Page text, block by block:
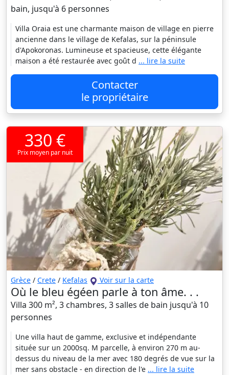
bain, jusqu'à 6 personnes
Villa Oraia est une charmante maison de village en pierre
ancienne dans le village de Kefalas, sur la péninsule
d'Apokoronas. Lumineuse et spacieuse, cette élégante
maison a été restaurée avec goût d ... lire la suite
Contacter
le propriétaire
330 €
Prix moyen par nuit
Grèce / Crete / Kefalas Voir sur la carte
Où le bleu égéen parle à ton âme. . .
Villa 300 m², 3 chambres, 3 salles de bain jusqu'à 10
personnes
Une villa haut de gamme, exclusive et indépendante
située sur un 2000sq. M parcelle, à environ 270 m au-
dessus du niveau de la mer avec 180 degrés de vue sur la
mer sans obstacle - en direction de l'e ... lire la suite